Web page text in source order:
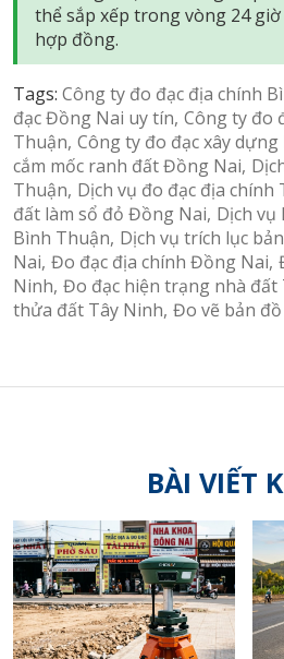
thể sắp xếp trong vòng 24
hợp đồng.
Tags: Công ty đo đạc địa chính
đạc Đồng Nai uy tín Công ty đo
Thuận Công ty đo đạc xây
cắm mốc ranh đất Đồng Nai
Thuận Dịch vụ đo đạc địa chính
đất làm sổ đỏ Đồng Nai Dịch
Bình Thuận Dịch vụ trích lục
Nai Đo đạc địa chính Đồng Nai
Ninh Đo đạc hiện trạng nhà đất
thửa đất Tây Ninh Đo vẽ bản
BÀI VIẾT